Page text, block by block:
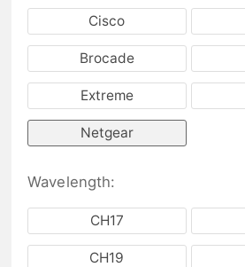
Cisco
Brocade
Extreme
Netgear
Wavelength:
CH17
CH19